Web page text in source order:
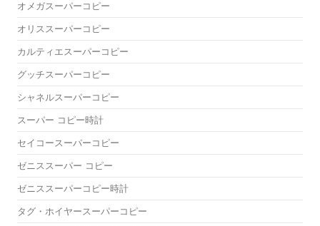
オメガスーパーコピー
オリススーパーコピー
カルティエスーパーコピー
グッチスーパーコピー
シャネルスーパーコピー
スーパー コピー時計
セイコースーパーコピー
ゼニススーパー コピー
ゼニススーパーコピー時計
タグ・ホイヤースーパーコピー